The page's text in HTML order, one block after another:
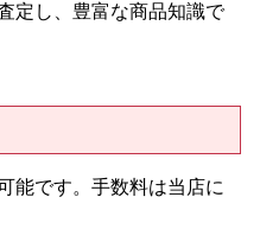
定し、豊富な商品知識で
能です。手数料は当店に